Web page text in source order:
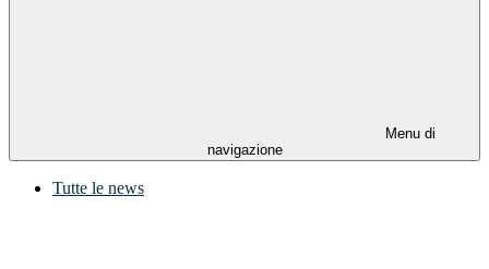
Menu di
navigazione
Tutte le news